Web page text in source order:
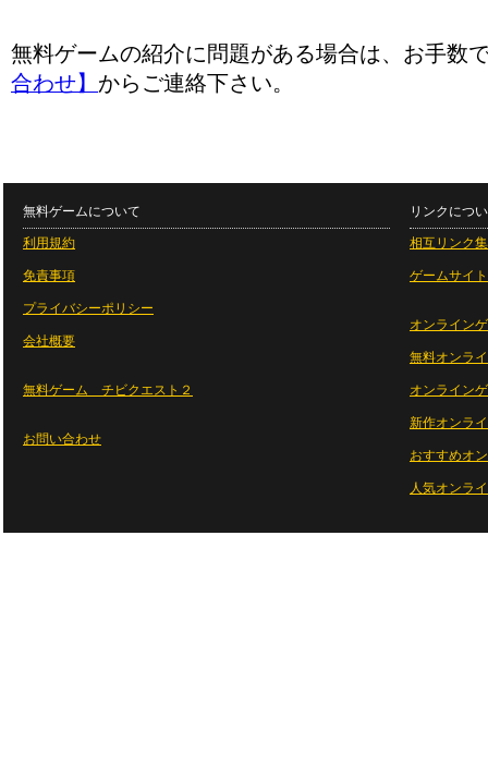
無料ゲームの紹介に問題がある場合は、お手数
合わせ】 からご連絡下さい。
無料ゲームについて
利用規約
免責事項
プライバシーポリシー
会社概要
無料ゲーム チビクエスト２
お問い合わせ
リンクにつ
相互リンク集
ゲームサイ
オンライン
無料オンラ
オンライン
新作オンラ
おすすめオ
人気オンラ